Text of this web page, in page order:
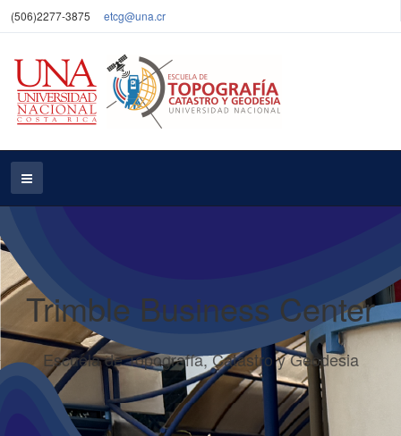
(506)2277-3875 etcg@una.cr
Trimble Business Center
Escuela de Topografía, Catastro y Geodesia